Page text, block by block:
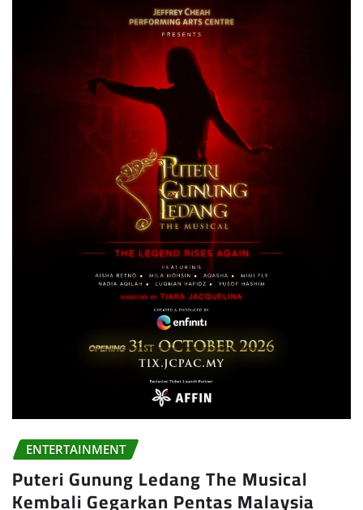
ENTERTAINMENT
Puteri Gunung Ledang The Musical
Kembali Gegarkan Pentas Malaysia